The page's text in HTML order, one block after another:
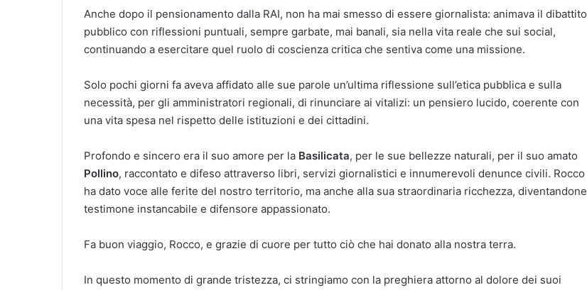
Anche dopo il pensionamento dalla RAI, non ha mai smesso di essere giornalista: animava il dibattito
pubblico con riflessioni puntuali, sempre garbate, mai banali, sia nella vita reale che sui social,
continuando a esercitare quel ruolo di coscienza critica che sentiva come una missione.
Solo pochi giorni fa aveva affidato alle sue parole un’ultima riflessione sull’etica pubblica e sulla
necessità, per gli amministratori regionali, di rinunciare ai vitalizi: un pensiero lucido, coerente con
una vita spesa nel rispetto delle istituzioni e dei cittadini.
Profondo e sincero era il suo amore per la Basilicata, per le sue bellezze naturali, per il suo amato
Pollino, raccontato e difeso attraverso libri, servizi giornalistici e innumerevoli denunce civili. Rocco
ha dato voce alle ferite del nostro territorio, ma anche alla sua straordinaria ricchezza, diventandone
testimone instancabile e difensore appassionato.
Fa buon viaggio, Rocco, e grazie di cuore per tutto ciò che hai donato alla nostra terra.
In questo momento di grande tristezza, ci stringiamo con la preghiera attorno al dolore dei suoi